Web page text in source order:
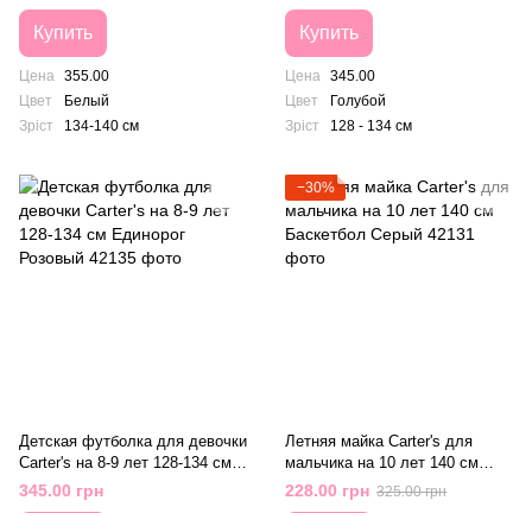
Купить
Цена 355.00
Цвет
Белый
Зріст
134-140 см
Купить
Цена 345.00
Цвет
Голубой
Зріст
128 - 134 см
Детская футболка для девочки
Carter's на 8-9 лет 128-134 см
Единорог Розовый
345.00 грн
−30%
Летняя майка Carter's для
мальчика на 10 лет 140 см
Баскетбол Серый
228.00 грн 325.00 грн